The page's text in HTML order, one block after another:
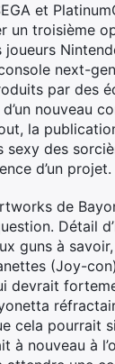
et
un troisième
joueurs
next-
par des
nouveau
la
sexy des
d’un projet.
de
Détail
guns à
(Joy-
devrait
cela pourrait
à nouveau à